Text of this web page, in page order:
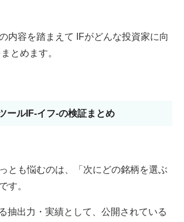
内容を踏まえて IFがどんな投資家に向
とめます。
ールIF-イフ-の検証まとめ
とも悩むのは、「次にどの銘柄を選ぶ
す。
抽出力・実績として、公開されている